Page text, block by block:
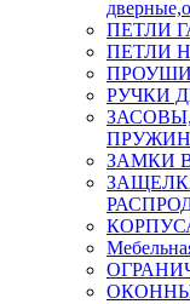
ПЕТЛИ
ПЕТЛИ
РУЧКИ
ЗАМКИ